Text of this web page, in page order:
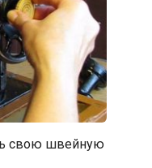
свою швейную